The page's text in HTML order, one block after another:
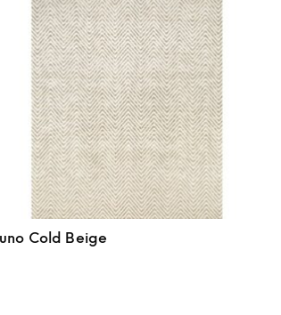
Cold Beige